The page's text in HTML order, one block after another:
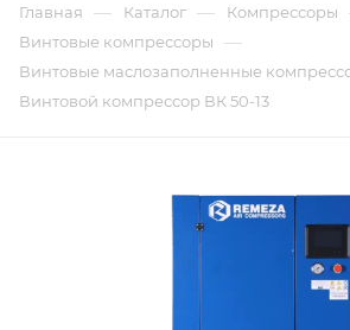
Главная — Каталог — Компрессоры
Винтовые компрессоры —
Винтовые маслозаполненные
Винтовой компрессор ВК 50-13